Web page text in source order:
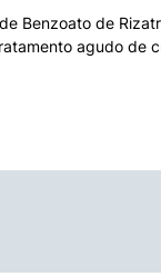
Benzoato de
agudo de